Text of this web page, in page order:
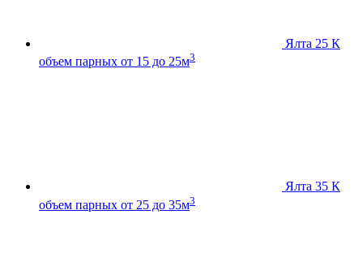
Ялта 25 К
объем парных от 15 до 25м3
Ялта 35 К
объем парных от 25 до 35м3